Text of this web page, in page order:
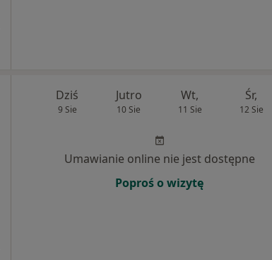
Dziś
9 Sie
Jutro
10 Sie
Wt,
11 Sie
Śr,
12 Sie
Umawianie online nie jest dostępne
Poproś o wizytę